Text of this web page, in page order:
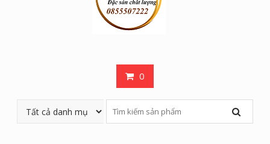
0